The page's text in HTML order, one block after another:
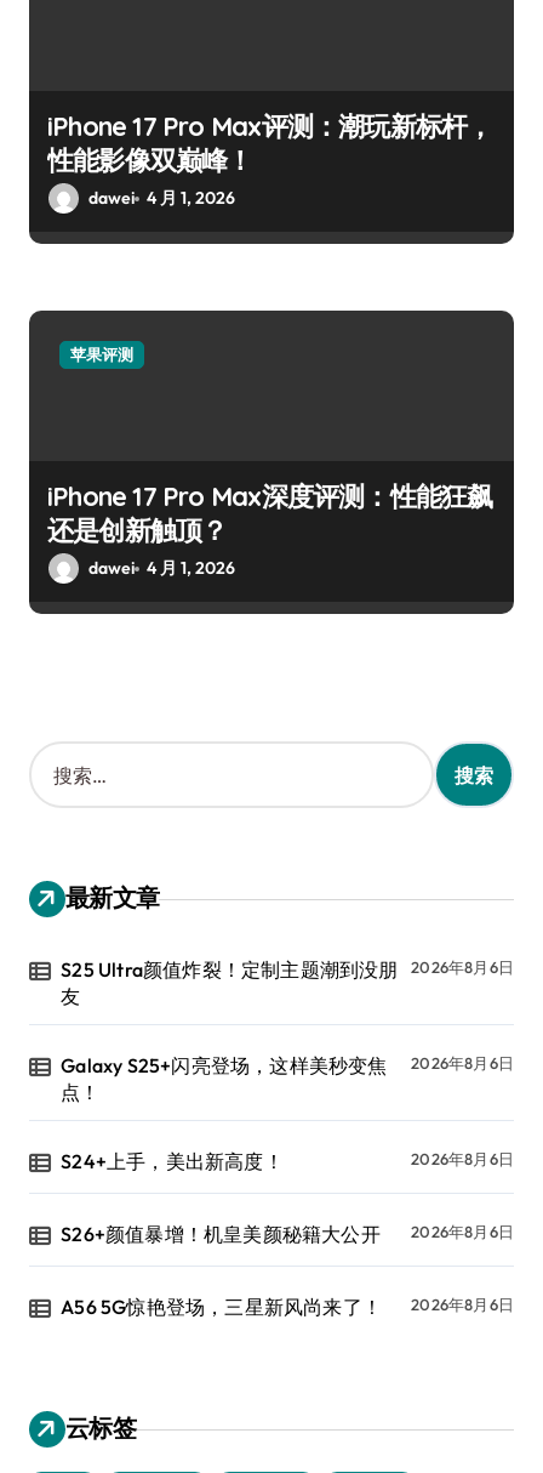
iPhone 17 Pro Max评测：潮玩新标杆，
性能影像双巅峰！
dawei 4 月 1, 2026
苹果评测
iPhone 17 Pro Max深度评测：性能狂飙
还是创新触顶？
dawei 4 月 1, 2026
搜
索
：
最新文章
S25 Ultra颜值炸裂！定制主题潮到没朋
友
2026年8月6日
Galaxy S25+闪亮登场，这样美秒变焦
点！
2026年8月6日
S24+上手，美出新高度！ 2026年8月6日
S26+颜值暴增！机皇美颜秘籍大公开 2026年8月6日
A56 5G惊艳登场，三星新风尚来了！ 2026年8月6日
云标签